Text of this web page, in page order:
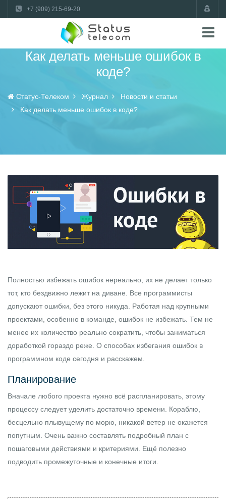
+7 (909) 215-69-20
Как делать меньше ошибок в
коде?
Статус-Телеком Журнал
Новости и статьи
Как делать меньше ошибок в коде?
Полностью избежать ошибок нереально, их не делает только
тот, кто бездвижно лежит на диване. Все программисты
допускают ошибки, без этого никуда. Работая над крупными
проектами, особенно в команде, ошибок не избежать. Тем не
менее их количество реально сократить, чтобы заниматься
доработкой гораздо реже. О способах избегания ошибок в
программном коде сегодня и расскажем.
Планирование
Вначале любого проекта нужно всё распланировать, этому
процессу следует уделить достаточно времени. Кораблю,
бесцельно плывущему по морю, никакой ветер не окажется
попутным. Очень важно составлять подробный план с
пошаговыми действиями и критериями. Ещё полезно
подводить промежуточные и конечные итоги.